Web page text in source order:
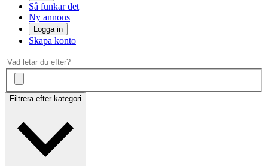
Så funkar det
Ny annons
Logga in
Skapa konto
Filtrera efter kategori